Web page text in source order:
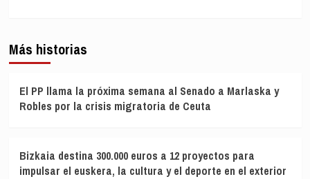
Más historias
El PP llama la próxima semana al Senado a Marlaska y
Robles por la crisis migratoria de Ceuta
Bizkaia destina 300.000 euros a 12 proyectos para
impulsar el euskera, la cultura y el deporte en el exterior